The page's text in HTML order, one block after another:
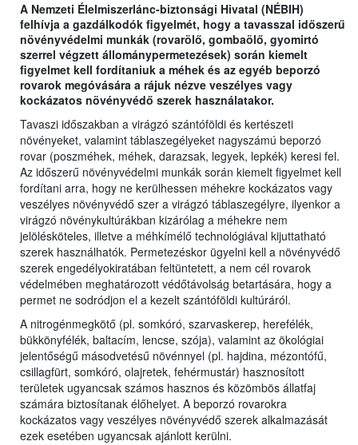
A Nemzeti Élelmiszerlánc-biztonsági Hivatal (NÉBIH)
felhívja a gazdálkodók figyelmét, hogy a tavasszal időszerű
növényvédelmi munkák (rovarölő, gombaölő, gyomirtó
szerrel végzett állománypermetezések) során kiemelt
figyelmet kell fordítaniuk a méhek és az egyéb beporzó
rovarok megóvására a rájuk nézve veszélyes vagy
kockázatos növényvédő szerek használatakor.
Tavaszi időszakban a virágzó szántóföldi és kertészeti
növényeket, valamint táblaszegélyeket nagyszámú beporzó
rovar (poszméhek, méhek, darazsak, legyek, lepkék) keresi fel.
Az időszerű növényvédelmi munkák során kiemelt figyelmet kell
fordítani arra, hogy ne kerülhessen méhekre kockázatos vagy
veszélyes növényvédő szer a virágzó táblaszegélyre, ilyenkor a
virágzó növénykultúrákban kizárólag a méhekre nem
jelölésköteles, illetve a méhkímélő technológiával kijuttatható
szerek használhatók. Permetezéskor ügyelni kell a növényvédő
szerek engedélyokiratában feltüntetett, a nem cél rovarok
védelmében meghatározott védőtávolság betartására, hogy a
permet ne sodródjon el a kezelt szántóföldi kultúráról.
A nitrogénmegkötő (pl. somkóró, szarvaskerep, herefélék,
bükkönyfélék, baltacím, lencse, szója), valamint az ökológiai
jelentőségű másodvetésű növénnyel (pl. hajdina, mézontófű,
csillagfürt, somkóró, olajretek, fehérmustár) hasznosított
területek ugyancsak számos hasznos és közömbös állatfaj
számára biztosítanak élőhelyet. A beporzó rovarokra
kockázatos vagy veszélyes növényvédő szerek alkalmazását
ezek esetében ugyancsak ajánlott kerülni.